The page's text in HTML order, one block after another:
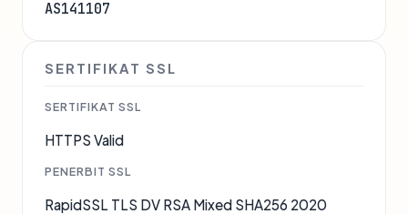
AS141107
SERTIFIKAT SSL
SERTIFIKAT SSL
HTTPS Valid
PENERBIT SSL
RapidSSL TLS DV RSA Mixed SHA256 2020